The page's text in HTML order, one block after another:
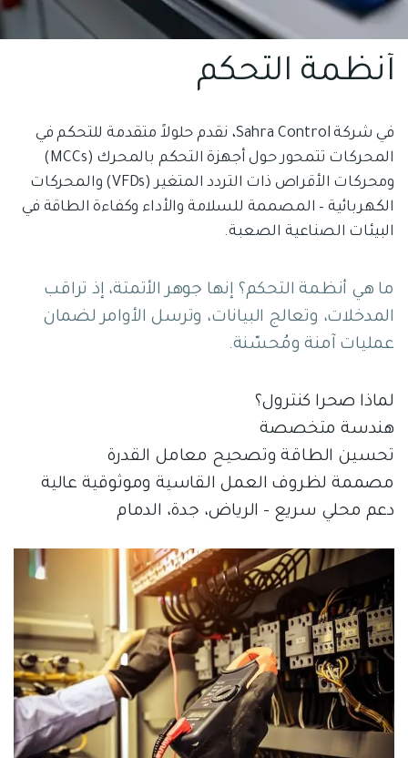
أنظمة التحكم
في شركة Sahra Control، نقدم حلولاً متقدمة للتحكم في
المحركات تتمحور حول أجهزة التحكم بالمحرك (MCCs)
ومحركات الأقراص ذات التردد المتغير (VFDs) والمحركات
الكهربائية – المصممة للسلامة والأداء وكفاءة الطاقة في
البيئات الصناعية الصعبة.
ما هي أنظمة التحكم؟ إنها جوهر الأتمتة، إذ تراقب
المدخلات، وتعالج البيانات، وترسل الأوامر لضمان
عمليات آمنة ومُحسّنة.
لماذا صحرا كنترول؟
هندسة متخصصة
تحسين الطاقة وتصحيح معامل القدرة
مصممة لظروف العمل القاسية وموثوقية عالية
دعم محلي سريع – الرياض، جدة، الدمام